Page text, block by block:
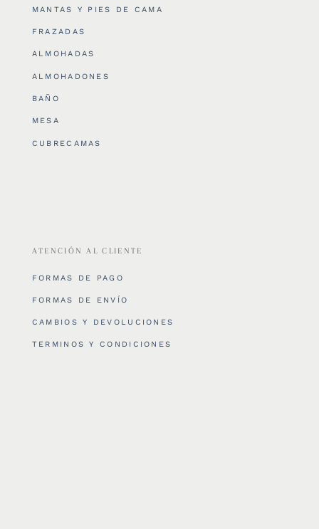
MANTAS Y PIES DE CAMA
FRAZADAS
ALMOHADAS
ALMOHADONES
BAÑO
MESA
CUBRECAMAS
ATENCIÓN AL CLIENTE
FORMAS DE PAGO
FORMAS DE ENVÍO
CAMBIOS Y DEVOLUCIONES
TERMINOS Y CONDICIONES